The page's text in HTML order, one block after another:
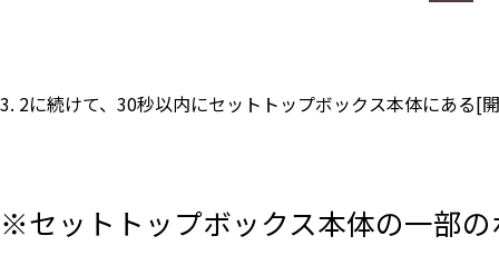
3. 2に続けて、30秒以内にセットトップボックス本体にある[
※セットトップボックス本体の一部